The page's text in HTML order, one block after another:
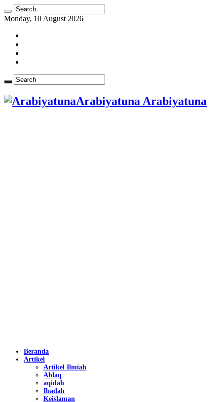
Monday, 10 August 2026
Arabiyatuna Arabiyatuna
Beranda
Artikel
Artikel Ilmiah
Ahlaq
aqidah
Ibadah
Keislaman